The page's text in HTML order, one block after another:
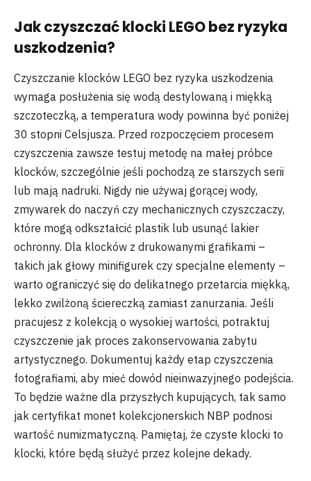
Jak czyszczać klocki LEGO bez ryzyka
uszkodzenia?
Czyszczanie klocków LEGO bez ryzyka uszkodzenia
wymaga posłużenia się wodą destylowaną i miękką
szczoteczką, a temperatura wody powinna być poniżej
30 stopni Celsjusza. Przed rozpoczęciem procesem
czyszczenia zawsze testuj metodę na małej próbce
klocków, szczególnie jeśli pochodzą ze starszych serii
lub mają nadruki. Nigdy nie używaj gorącej wody,
zmywarek do naczyń czy mechanicznych czyszczaczy,
które mogą odkształcić plastik lub usunąć lakier
ochronny. Dla klocków z drukowanymi grafikami –
takich jak głowy minifigurek czy specjalne elementy –
warto ograniczyć się do delikatnego przetarcia miękką,
lekko zwilżoną ściereczką zamiast zanurzania. Jeśli
pracujesz z kolekcją o wysokiej wartości, potraktuj
czyszczenie jak proces zakonservowania zabytu
artystycznego. Dokumentuj każdy etap czyszczenia
fotografiami, aby mieć dowód nieinwazyjnego podejścia.
To będzie ważne dla przyszłych kupujących, tak samo
jak certyfikat monet kolekcjonerskich NBP podnosi
wartość numizmatyczną. Pamiętaj, że czyste klocki to
klocki, które będą służyć przez kolejne dekady.